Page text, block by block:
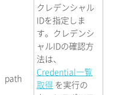
path
クレデンシャル
IDを指定しま
す。クレデンシ
ャルIDの確認方
法は、
Credential一覧
取得 を実行の